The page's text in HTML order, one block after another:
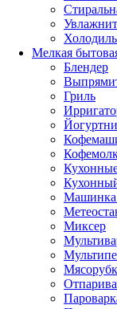
Мелкая
Блендер
Гриль
Машинка
Миксер